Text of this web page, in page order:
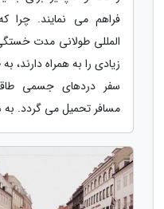
فراهم می نمایند. چرا
المللی طولانی مدت
زیادی را به همراه دارند،
سفر دردهای جسمی
مسافر تحمیل می گردد.